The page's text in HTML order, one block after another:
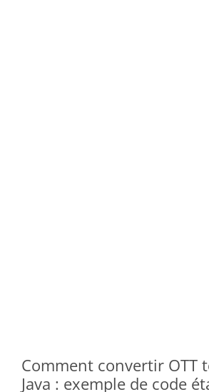
Comment convertir OTT
Java : exemple de code